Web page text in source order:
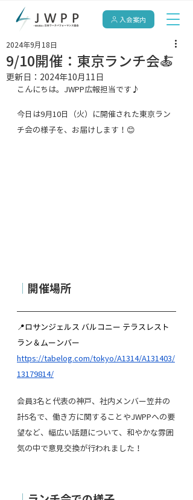
入会案内
9/10開催：東京ランチ会🍝
2024年9月18日
更新日： 2024年10月11日
こんにちは。JWPP広報担当です♪
今日は9月10日（火）に開催された東京ラン
チ会の様子を、お届けします！😊
開催場所
📍ロサンジェルス バルコニー テラスレスト
ラン＆ムーンバー
https://tabelog.com/tokyo/A1314/A131403/
13179814/
会員3名と代表の神戸、社内メンバー笠井の
計5名で、働き方に関することやJWPPへの要
望など、幅広い話題について、和やかな雰囲
気の中で意見交換が行われました！